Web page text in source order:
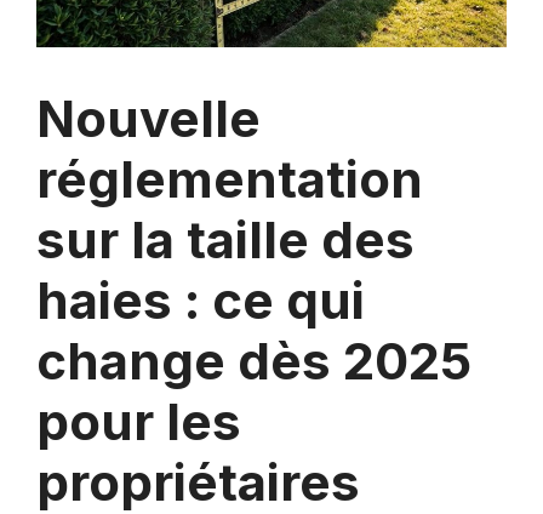
Nouvelle
réglementation
sur la taille des
haies : ce qui
change dès 2025
pour les
propriétaires